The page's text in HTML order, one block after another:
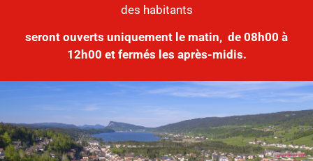
des habitants
seront ouverts uniquement le matin, de 08h00 à
12h00 et fermés les après-midis.